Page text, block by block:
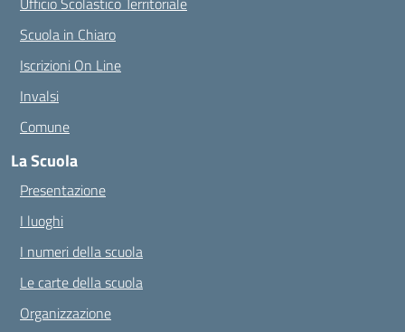
Scuola in Chiaro
Iscrizioni On Line
Invalsi
Comune
La Scuola
Presentazione
I luoghi
I numeri della scuola
Le carte della scuola
Organizzazione